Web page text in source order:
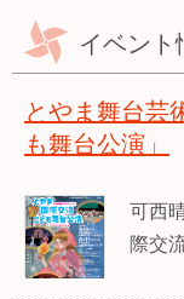
イベント
とやま舞台芸
も舞台公演」
可西
際交